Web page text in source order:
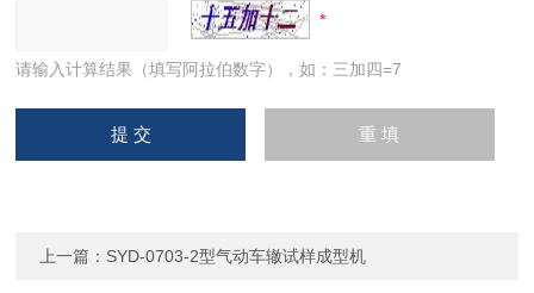
请输入计算结果（填写阿拉伯数字），如：三加四=7
上一篇： SYD-0703-2型气动车辙试样成型机